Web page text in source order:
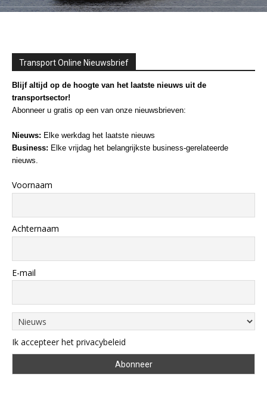
Transport Online Nieuwsbrief
Blijf altijd op de hoogte van het laatste nieuws uit de
transportsector!
Abonneer u gratis op een van onze nieuwsbrieven:
Nieuws: Elke werkdag het laatste nieuws
Business: Elke vrijdag het belangrijkste business-gerelateerde
nieuws.
Voornaam
Achternaam
E-mail
Ik accepteer het privacybeleid